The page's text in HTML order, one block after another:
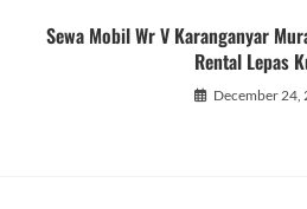
Sewa Mobil Wr V Karanganyar
Rental Lepas
December 24,